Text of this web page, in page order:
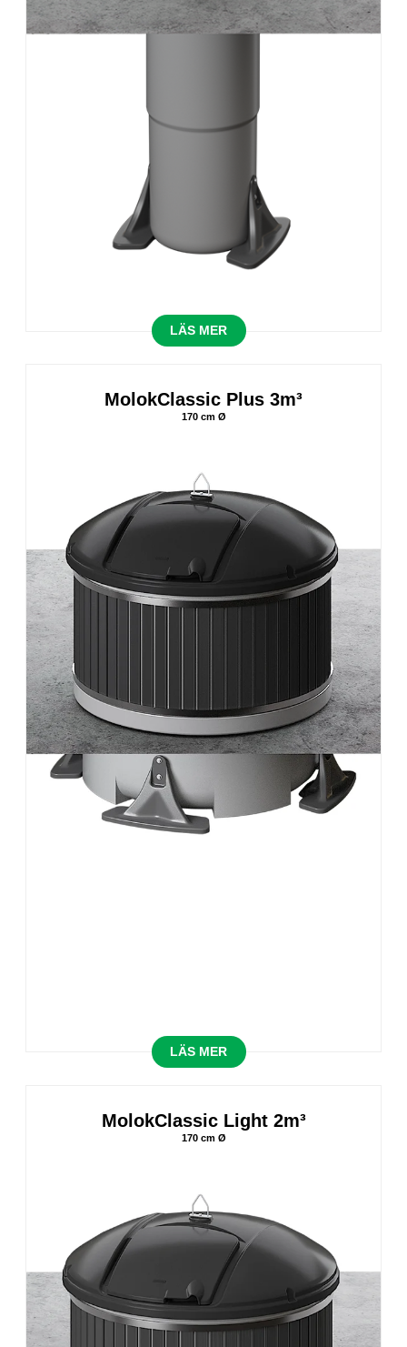
LÄS MER
MolokClassic Plus 3m³
170 cm Ø
LÄS MER
MolokClassic Light 2m³
170 cm Ø